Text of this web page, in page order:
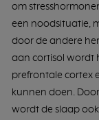
om
een noodsituatie,
door de andere
aan cortisol wordt
prefrontale cortex
kunnen doen.
wordt de slaap